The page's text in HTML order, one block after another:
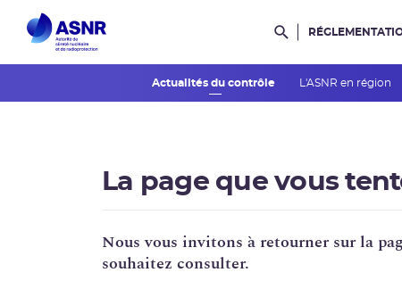
Rechercher dans
Actualités du contrôle L'ASNR en région
La page que vous
Nous vous invitons à retourner sur la
souhaitez consulter.